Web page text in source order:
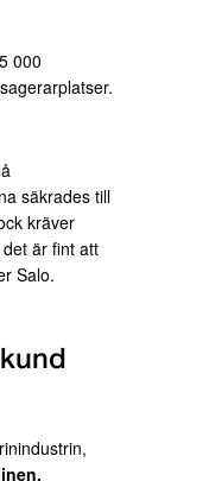
000
säkrades till
kräver
är fint att
Salo.